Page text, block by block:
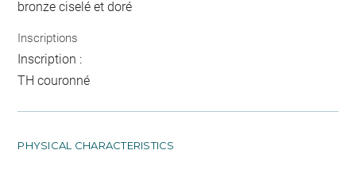
bronze ciselé et doré
Inscriptions
Inscription :
TH couronné
PHYSICAL CHARACTERISTICS